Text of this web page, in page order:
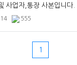
사업자,통장 사본입니다.
555
1